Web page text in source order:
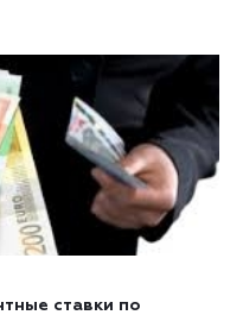
ставки по